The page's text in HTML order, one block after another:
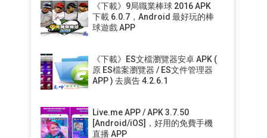
《下載》9局職業棒球 2016 APK
下載 6.0.7，Android 最好玩的棒
球遊戲 APP
《下載》ES文檔瀏覽器安卓 APK (
原 ES檔案瀏覽器 / ES文件管理器
APP ) 去廣告 4.2.6.1
Live.me APP / APK 3.7.50
[Android/iOS]，好用的免費手機
直播 APP